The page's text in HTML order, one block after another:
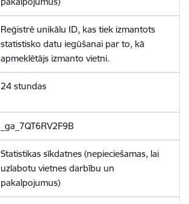
Reģistrē unikālu ID, kas tiek izmantots
statistisko datu iegūšanai par to, kā
apmeklētājs izmanto vietni.
24 stundas
_ga_7QT6RV2F9B
Statistikas sīkdatnes (nepieciešamas, lai
uzlabotu vietnes darbību un
pakalpojumus)